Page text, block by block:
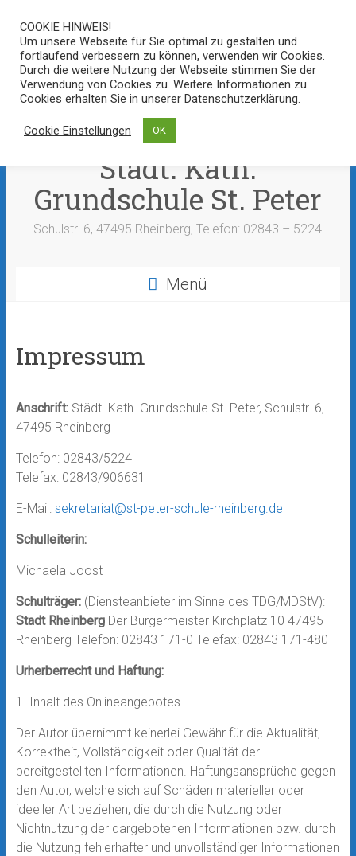
Zum
Inhalt
springen
Städt. Kath.
Grundschule St. Peter
Schulstr. 6, 47495 Rheinberg, Telefon: 02843 – 5224
Menü
Impressum
Anschrift:Städt. Kath. Grundschule St. Peter, Schulstr. 6,
47495 Rheinberg
Telefon: 02843/5224
Telefax: 02843/906631
E-Mail: sekretariat@st-peter-schule-rheinberg.de
Schulleiterin:
Michaela Joost
Schulträger:(Diensteanbieter im Sinne des TDG/MDStV):
Stadt RheinbergDer Bürgermeister Kirchplatz 10 47495
Rheinberg Telefon: 02843 171-0 Telefax: 02843 171-480
Urherberrecht und Haftung:
1. Inhalt des Onlineangebotes
Der Autor übernimmt keinerlei Gewähr für die Aktualität,
Korrektheit, Vollständigkeit oder Qualität der
bereitgestellten Informationen. Haftungsansprüche gegen
den Autor, welche sich auf Schäden materieller oder
ideeller Art beziehen, die durch die Nutzung oder
Nichtnutzung der dargebotenen Informationen bzw. durch
die Nutzung fehlerhafter und unvollständiger Informationen
COOKIE HINWEIS!
Um unsere Webseite für Sie optimal zu gestalten und
fortlaufend verbessern zu können, verwenden wir Cookies.
Durch die weitere Nutzung der Webseite stimmen Sie der
Verwendung von Cookies zu. Weitere Informationen zu
Cookies erhalten Sie in unserer Datenschutzerklärung.
Cookie Einstellungen OK